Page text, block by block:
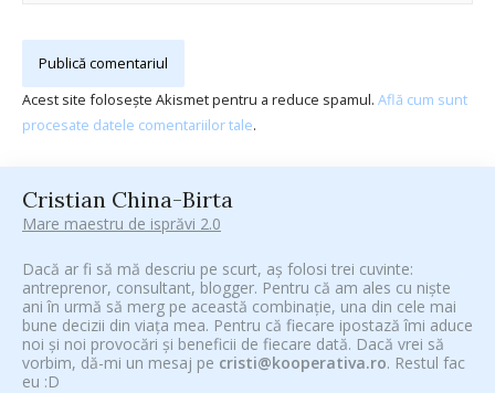
Acest site folosește Akismet pentru a reduce spamul. Află cum sunt
procesate datele comentariilor tale.
Cristian China-Birta
Mare maestru de isprăvi 2.0
Dacă ar fi să mă descriu pe scurt, aș folosi trei cuvinte:
antreprenor, consultant, blogger. Pentru că am ales cu niște
ani în urmă să merg pe această combinație, una din cele mai
bune decizii din viața mea. Pentru că fiecare ipostază îmi aduce
noi și noi provocări și beneficii de fiecare dată. Dacă vrei să
vorbim, dă-mi un mesaj pe cristi@kooperativa.ro. Restul fac
eu :D